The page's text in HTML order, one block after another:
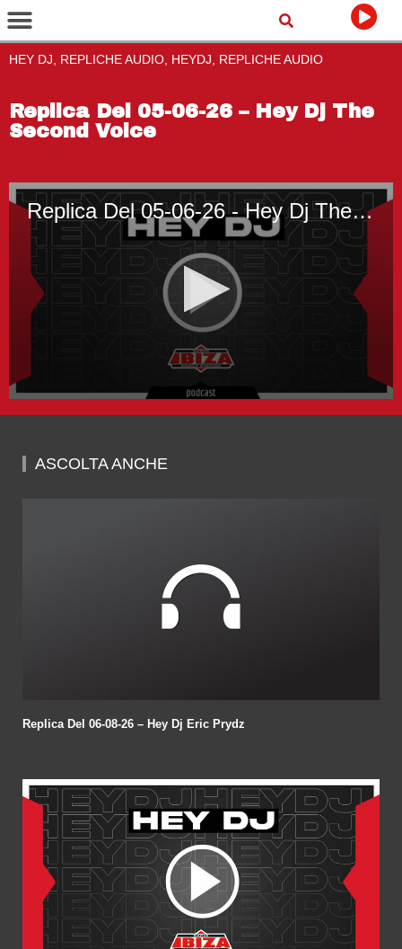
HEY DJ, REPLICHE AUDIO, HEYDJ, REPLICHE AUDIO
Replica Del 05-06-26 – Hey Dj The
Second Voice
Replica Del 05-06-26 - Hey Dj The Second Voice
seconds
minutes,
43
ASCOLTA ANCHE
Replica Del 06-08-26 – Hey Dj Eric Prydz